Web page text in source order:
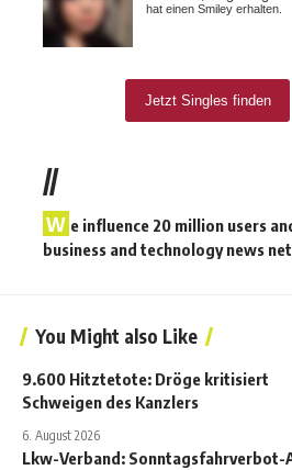
//
W e influence 20 million users
business and technology news
You Might also Like
9.600 Hitztetote: Dröge kritisiert
Schweigen des Kanzlers
6. August 2026
Lkw-Verband: Sonntagsfahrverbot-